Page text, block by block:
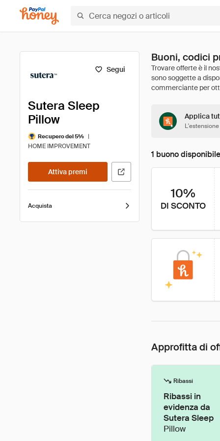
Segui
Sutera Sleep
Pillow
Recupero del 5%
|
HOME IMPROVEMENT
Attiva premi
Acquista
Buoni, codici
Applica
1 buono disponibile
10%
DI SCONTO
Approfitta di
Ribassi
Ribassi in
evidenza da
Sutera Sleep
Pillow